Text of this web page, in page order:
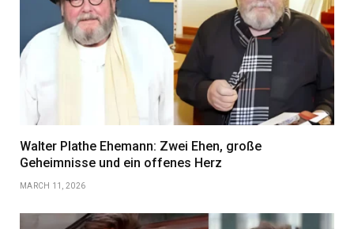
Walter Plathe Ehemann: Zwei Ehen, große
Geheimnisse und ein offenes Herz
MARCH 11, 2026